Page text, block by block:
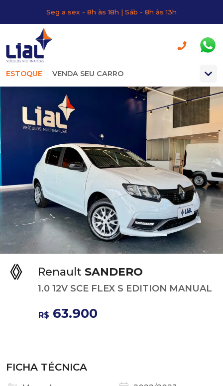
Seg a sex - 8h às 18h | Sáb - 8h às 13h
ESTOQUE VENDA SEU CARRO
Renault SANDERO
1.0 12V SCE FLEX S EDITION MANUAL
R$ 63.900
FICHA TÉCNICA